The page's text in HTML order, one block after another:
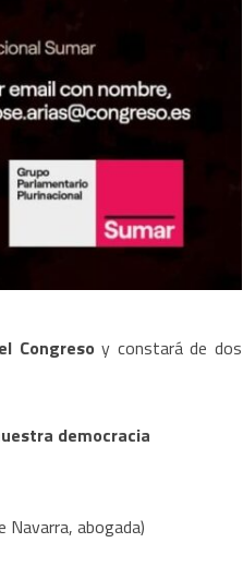
Congreso y constará de dos
democracia
Navarra, abogada)